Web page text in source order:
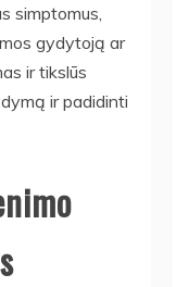
simptomus,
gydytoją ar
ir tikslūs
ir padidinti